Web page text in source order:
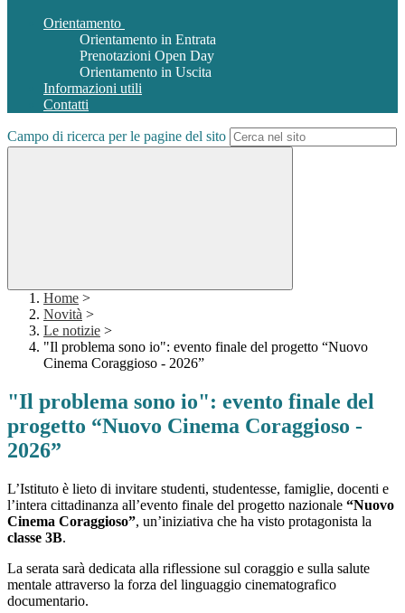
Orientamento
Orientamento in Entrata
Prenotazioni Open Day
Orientamento in Uscita
Informazioni utili
Contatti
Campo di ricerca per le pagine del sito
Home >
Novità >
Le notizie >
"Il problema sono io": evento finale del progetto “Nuovo
Cinema Coraggioso - 2026”
"Il problema sono io": evento finale del
progetto “Nuovo Cinema Coraggioso -
2026”
L’Istituto è lieto di invitare studenti, studentesse, famiglie, docenti e
l’intera cittadinanza all’evento finale del progetto nazionale “Nuovo
Cinema Coraggioso”, un’iniziativa che ha visto protagonista la
classe 3B.
La serata sarà dedicata alla riflessione sul coraggio e sulla salute
mentale attraverso la forza del linguaggio cinematografico
documentario.